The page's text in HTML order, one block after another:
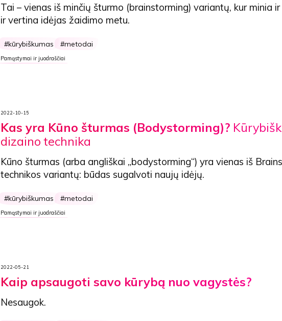
Tai – vienas iš minčių šturmo (brainstorming) variantų, kur minia
ir vertina idėjas žaidimo metu.
kūrybiškumas metodai
Pamąstymai ir juodraščiai
2022-10-15
Kas yra Kūno šturmas (Bodystorming)?
dizaino technika
Kūno šturmas (arba angliškai „bodystorming“) yra vienas iš
technikos variantų: būdas sugalvoti naujų idėjų.
kūrybiškumas metodai
Pamąstymai ir juodraščiai
2022-05-21
Kaip apsaugoti savo kūrybą nuo vagystės?
Nesaugok.